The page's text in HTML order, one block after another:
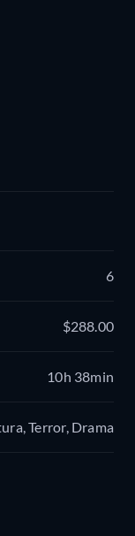
6
$288.00
10h 38min
Terror, Drama